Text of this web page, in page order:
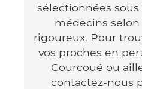
sélectionnées
médecins
rigoureux. Pour
vos proches en
Courcoué ou
contactez-nous